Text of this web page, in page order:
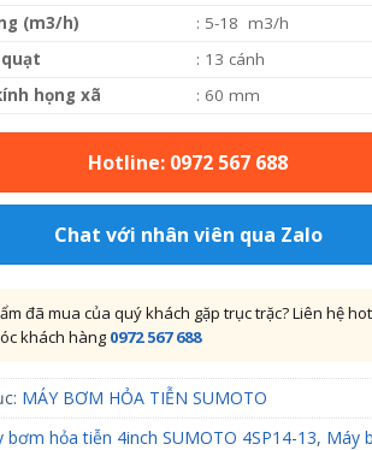
(m3/h)
: 5-18 m3/h
quạt
: 13 cánh
họng xã
: 60 mm
Hotline: 0972 567 688
Chat với nhân viên qua Zalo
đã mua của quý khách gặp trục trặc? Liên hệ
khách hàng 0972 567 688
MÁY BƠM HỎA TIỄN SUMOTO
bơm hỏa tiễn 4inch SUMOTO 4SP14-13, Máy